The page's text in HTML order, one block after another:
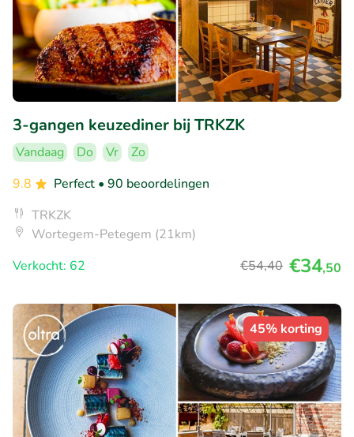
3-gangen keuzediner bij TRKZK
Vandaag Do Vr
Zo
9.8
Perfect • 90 beoordelingen
TRKZK
Wortegem-Petegem (21km)
Verkocht: 62
€54,40 €34,50
45% korting